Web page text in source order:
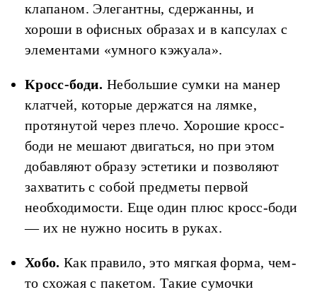
клапаном. Элегантны, сдержанны, и
хороши в офисных образах и в капсулах с
элементами «умного кэжуала».
Кросс-боди. Небольшие сумки на манер
клатчей, которые держатся на лямке,
протянутой через плечо. Хорошие кросс-
боди не мешают двигаться, но при этом
добавляют образу эстетики и позволяют
захватить с собой предметы первой
необходимости. Еще один плюс кросс-боди
— их не нужно носить в руках.
Хобо. Как правило, это мягкая форма, чем-
то схожая с пакетом. Такие сумочки